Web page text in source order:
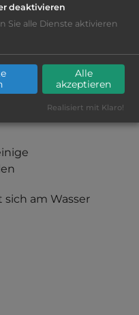
am Wasser
deaktivieren
Sie alle Dienste aktivieren
Alle
akzeptieren
Realisiert mit Klaro!